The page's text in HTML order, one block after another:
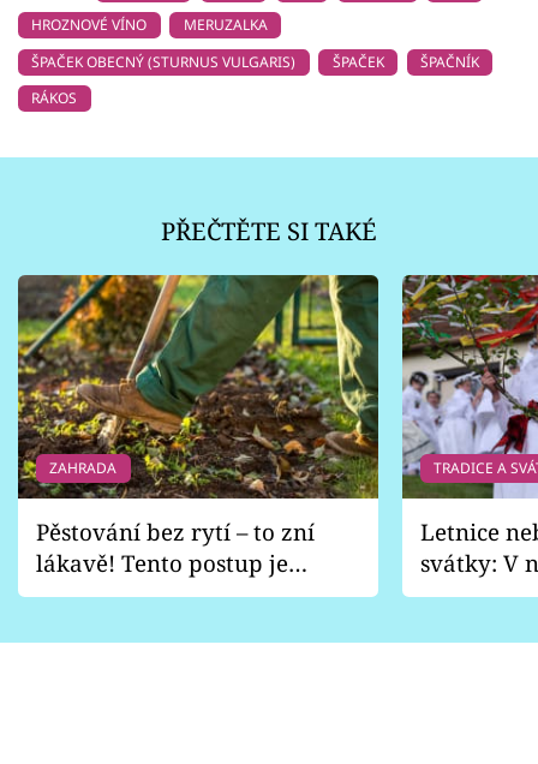
HROZNOVÉ VÍNO
MERUZALKA
ŠPAČEK OBECNÝ (STURNUS VULGARIS)
ŠPAČEK
ŠPAČNÍK
RÁKOS
PŘEČTĚTE SI TAKÉ
ZAHRADA
Pěstování bez rytí – to zní
lákavě! Tento postup je
vhodný jen pro některé
TRADICE A
Letnice
svátky: V
pondělí